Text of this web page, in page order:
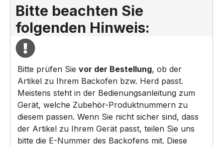
Bitte beachten Sie
folgenden Hinweis:
Bitte prüfen Sie vor der Bestellung, ob der
Artikel zu Ihrem Backofen bzw. Herd passt.
Meistens steht in der Bedienungsanleitung zum
Gerät, welche Zubehör-Produktnummern zu
diesem passen. Wenn Sie nicht sicher sind, dass
der Artikel zu Ihrem Gerät passt, teilen Sie uns
bitte die E-Nummer des Backofens mit. Diese